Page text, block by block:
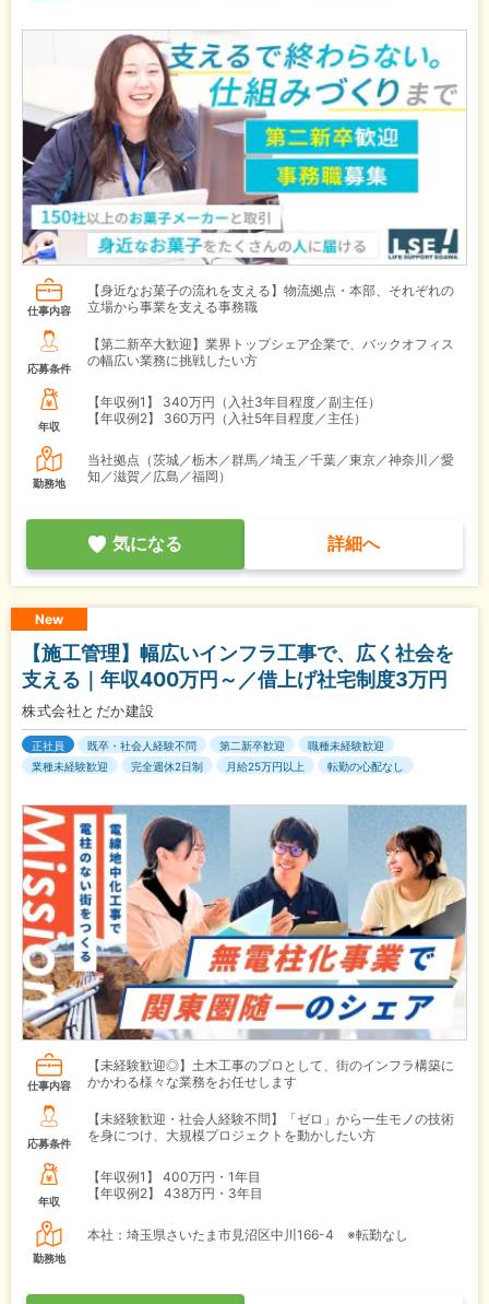
仕事内容
【身近なお菓子の流れを支える】物流拠点・本部、それぞれの
立場から事業を支える事務職
応募条件
【第二新卒大歓迎】業界トップシェア企業で、バックオフィス
の幅広い業務に挑戦したい方
年収
【年収例1】
340万円（入社3年目程度／副主任）
【年収例2】
360万円（入社5年目程度／主任）
勤務地
当社拠点（茨城／栃木／群馬／埼玉／千葉／東京／神奈川／愛
知／滋賀／広島／福岡）
気になる 詳細へ
New
【施工管理】幅広いインフラ工事で、広く社会を
支える｜年収400万円～／借上げ社宅制度3万円
株式会社とだか建設
正社員 既卒・社会人経験不問 第二新卒歓迎
職種未経験歓迎
業種未経験歓迎
完全週休2日制 月給25万円以上 転勤の心配なし
仕事内容
【未経験歓迎◎】土木工事のプロとして、街のインフラ構築に
かかわる様々な業務をお任せします
応募条件
【未経験歓迎・社会人経験不問】「ゼロ」から一生モノの技術
を身につけ、大規模プロジェクトを動かしたい方
年収
【年収例1】
400万円・1年目
【年収例2】
438万円・3年目
勤務地
本社：埼玉県さいたま市見沼区中川166-4 ※転勤なし